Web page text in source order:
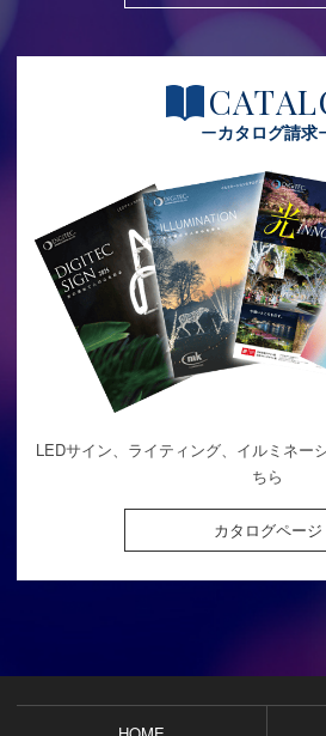
カタログ請求
LEDサイン、ライティング、イルミネー
ちら
カタログページ